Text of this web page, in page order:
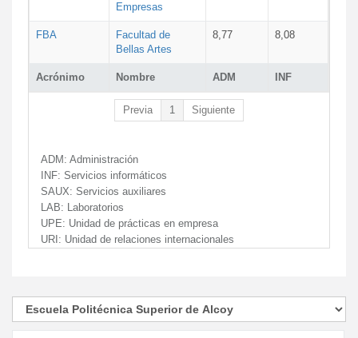
Acrónimo Nombre ADM INF
Empresas
FBA
Facultad de
Bellas Artes
8,77 8,08
Previa 1 Siguiente
ADM: Administración
INF: Servicios informáticos
SAUX: Servicios auxiliares
LAB: Laboratorios
UPE: Unidad de prácticas en empresa
URI: Unidad de relaciones internacionales